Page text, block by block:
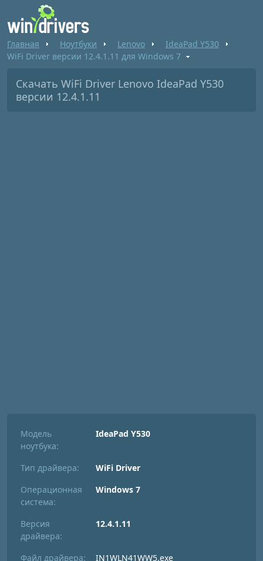
Главная Ноутбуки Lenovo
IdeaPad Y530
WiFi Driver версии 12.4.1.11 для Windows 7
Скачать WiFi Driver Lenovo IdeaPad Y530
версии 12.4.1.11
Модель
ноутбука:
IdeaPad Y530
Тип драйвера:
WiFi Driver
Операционная
система:
Windows 7
Версия
драйвера:
12.4.1.11
Файл драйвера:
IN1WLN41WW5.exe